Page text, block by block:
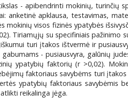
- apibendrinti mokinių, turinčių
anketinė apklausa, testavimas,
mokinių visos fizinės ypatybės
Tiriamųjų su specifiniais pažinimo
turi įtakos ištvermė ir
gabumams - pusiausvyra, galūnių
ypatybių faktorių (r >0,02).
faktoriaus savybėms turi
ypatybių faktoriaus
reikalinga jėga.